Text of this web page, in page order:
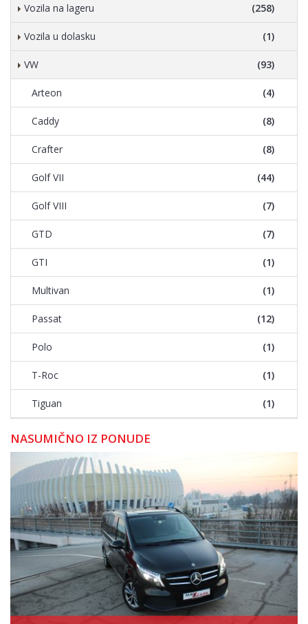
Vozila na lageru (258)
Vozila u dolasku (1)
VW (93)
Arteon (4)
Caddy (8)
Crafter (8)
Golf VII (44)
Golf VIII (7)
GTD (7)
GTI (1)
Multivan (1)
Passat (12)
Polo (1)
T-Roc (1)
Tiguan (1)
NASUMIČNO IZ PONUDE